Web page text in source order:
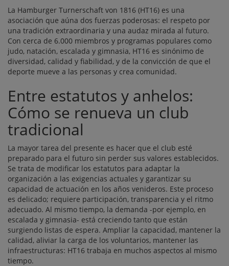
La Hamburger Turnerschaft von 1816 (HT16) es una
asociación que aúna dos fuerzas poderosas: el respeto por
una tradición extraordinaria y una audaz mirada al futuro.
Con cerca de 6.000 miembros y programas populares como
judo, natación, escalada y gimnasia, HT16 es sinónimo de
diversidad, calidad y fiabilidad, y de la convicción de que el
deporte mueve a las personas y crea comunidad.
Entre estatutos y anhelos:
Cómo se renueva un club
tradicional
La mayor tarea del presente es hacer que el club esté
preparado para el futuro sin perder sus valores establecidos.
Se trata de modificar los estatutos para adaptar la
organización a las exigencias actuales y garantizar su
capacidad de actuación en los años venideros. Este proceso
es delicado; requiere participación, transparencia y el ritmo
adecuado. Al mismo tiempo, la demanda -por ejemplo, en
escalada y gimnasia- está creciendo tanto que están
surgiendo listas de espera. Ampliar la capacidad, mantener la
calidad, aliviar la carga de los voluntarios, mantener las
infraestructuras: HT16 trabaja en muchos aspectos al mismo
tiempo.